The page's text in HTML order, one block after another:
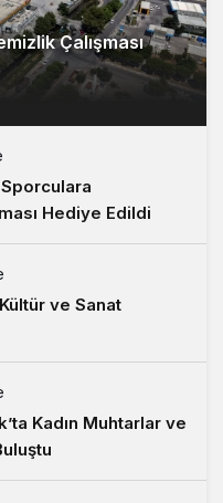
Çalışması
Hediye Edildi
ve Sanat
Kadın Muhtarlar ve